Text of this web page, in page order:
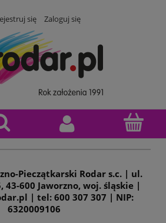
się Zaloguj się
Pieczątkarski Rodar s.c. | ul.
43-600 Jaworzno, woj. śląskie |
| tel: 600 307 307 | NIP:
6320009106